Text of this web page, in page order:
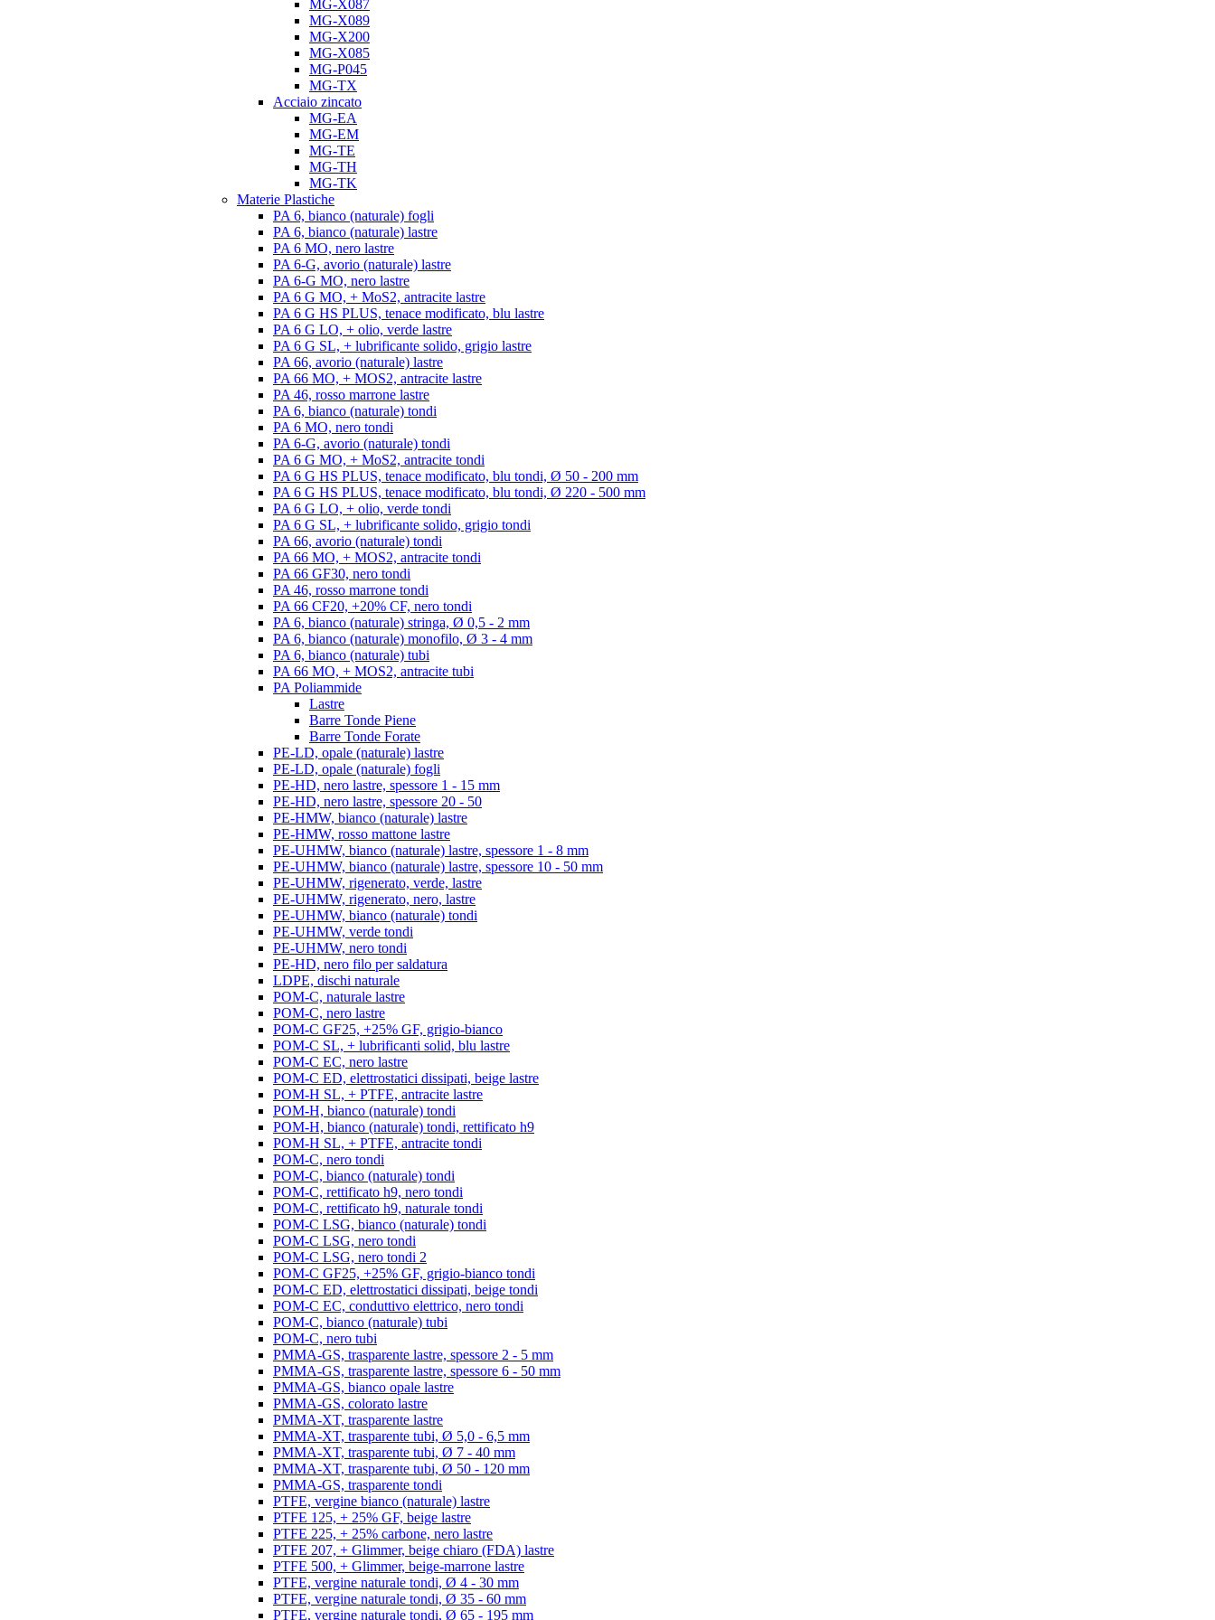
MG-X087
MG-X089
MG-X200
MG-X085
MG-P045
MG-TX
Acciaio zincato
MG-EA
MG-EM
MG-TE
MG-TH
MG-TK
Materie Plastiche
PA 6, bianco (naturale) fogli
PA 6, bianco (naturale) lastre
PA 6 MO, nero lastre
PA 6-G, avorio (naturale) lastre
PA 6-G MO, nero lastre
PA 6 G MO, + MoS2, antracite lastre
PA 6 G HS PLUS, tenace modificato, blu lastre
PA 6 G LO, + olio, verde lastre
PA 6 G SL, + lubrificante solido, grigio lastre
PA 66, avorio (naturale) lastre
PA 66 MO, + MOS2, antracite lastre
PA 46, rosso marrone lastre
PA 6, bianco (naturale) tondi
PA 6 MO, nero tondi
PA 6-G, avorio (naturale) tondi
PA 6 G MO, + MoS2, antracite tondi
PA 6 G HS PLUS, tenace modificato, blu tondi, Ø 50 - 200 mm
PA 6 G HS PLUS, tenace modificato, blu tondi, Ø 220 - 500 mm
PA 6 G LO, + olio, verde tondi
PA 6 G SL, + lubrificante solido, grigio tondi
PA 66, avorio (naturale) tondi
PA 66 MO, + MOS2, antracite tondi
PA 66 GF30, nero tondi
PA 46, rosso marrone tondi
PA 66 CF20, +20% CF, nero tondi
PA 6, bianco (naturale) stringa, Ø 0,5 - 2 mm
PA 6, bianco (naturale) monofilo, Ø 3 - 4 mm
PA 6, bianco (naturale) tubi
PA 66 MO, + MOS2, antracite tubi
PA Poliammide
Lastre
Barre Tonde Piene
Barre Tonde Forate
PE-LD, opale (naturale) lastre
PE-LD, opale (naturale) fogli
PE-HD, nero lastre, spessore 1 - 15 mm
PE-HD, nero lastre, spessore 20 - 50
PE-HMW, bianco (naturale) lastre
PE-HMW, rosso mattone lastre
PE-UHMW, bianco (naturale) lastre, spessore 1 - 8 mm
PE-UHMW, bianco (naturale) lastre, spessore 10 - 50 mm
PE-UHMW, rigenerato, verde, lastre
PE-UHMW, rigenerato, nero, lastre
PE-UHMW, bianco (naturale) tondi
PE-UHMW, verde tondi
PE-UHMW, nero tondi
PE-HD, nero filo per saldatura
LDPE, dischi naturale
POM-C, naturale lastre
POM-C, nero lastre
POM-C GF25, +25% GF, grigio-bianco
POM-C SL, + lubrificanti solid, blu lastre
POM-C EC, nero lastre
POM-C ED, elettrostatici dissipati, beige lastre
POM-H SL, + PTFE, antracite lastre
POM-H, bianco (naturale) tondi
POM-H, bianco (naturale) tondi, rettificato h9
POM-H SL, + PTFE, antracite tondi
POM-C, nero tondi
POM-C, bianco (naturale) tondi
POM-C, rettificato h9, nero tondi
POM-C, rettificato h9, naturale tondi
POM-C LSG, bianco (naturale) tondi
POM-C LSG, nero tondi
POM-C LSG, nero tondi 2
POM-C GF25, +25% GF, grigio-bianco tondi
POM-C ED, elettrostatici dissipati, beige tondi
POM-C EC, conduttivo elettrico, nero tondi
POM-C, bianco (naturale) tubi
POM-C, nero tubi
PMMA-GS, trasparente lastre, spessore 2 - 5 mm
PMMA-GS, trasparente lastre, spessore 6 - 50 mm
PMMA-GS, bianco opale lastre
PMMA-GS, colorato lastre
PMMA-XT, trasparente lastre
PMMA-XT, trasparente tubi, Ø 5,0 - 6,5 mm
PMMA-XT, trasparente tubi, Ø 7 - 40 mm
PMMA-XT, trasparente tubi, Ø 50 - 120 mm
PMMA-GS, trasparente tondi
PTFE, vergine bianco (naturale) lastre
PTFE 125, + 25% GF, beige lastre
PTFE 225, + 25% carbone, nero lastre
PTFE 207, + Glimmer, beige chiaro (FDA) lastre
PTFE 500, + Glimmer, beige-marrone lastre
PTFE, vergine naturale tondi, Ø 4 - 30 mm
PTFE, vergine naturale tondi, Ø 35 - 60 mm
PTFE, vergine naturale tondi, Ø 65 - 195 mm